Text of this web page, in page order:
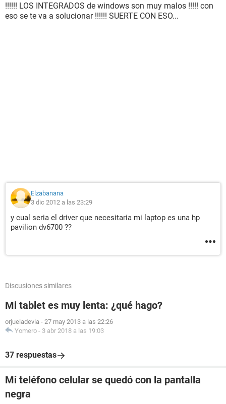
!!!!!! LOS INTEGRADOS de windows son muy malos !!!!! con
eso se te va a solucionar !!!!!! SUERTE CON ESO...
Elzabanana
3 dic 2012 a las 23:29
y cual seria el driver que necesitaria mi laptop es una hp
pavilion dv6700 ??
Discusiones similares
Mi tablet es muy lenta: ¿qué hago?
orjueladevia - 27 may 2013 a las 22:26
Yomero - 3 abr 2018 a las 19:03
37 respuestas
Mi teléfono celular se quedó con la pantalla
negra